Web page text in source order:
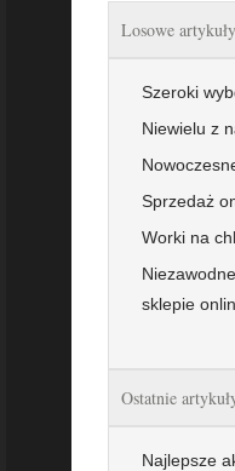
Losowe artykuły
Szeroki
Niewielu z
Sprzedaż
Worki na
sklepie
Ostatnie
Najlepsze